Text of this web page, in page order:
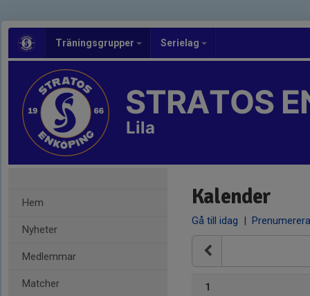
Träningsgrupper Serielag
STRATOS
Lila
Hem
Nyheter
Medlemmar
Matcher
Kalender
Gå till idag | Prenumerera
1